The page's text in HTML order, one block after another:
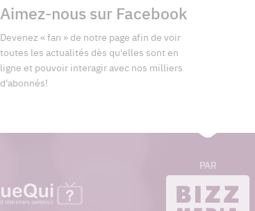
Aimez-nous sur Facebook
Devenez « fan » de notre page afin de voir
toutes les actualités dès qu'elles sont en
ligne et pouvoir interagir avec nos milliers
d'abonnés!
PAR